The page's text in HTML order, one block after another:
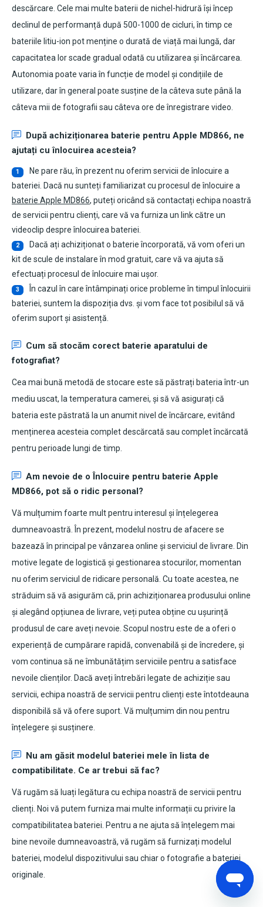
descărcare. Cele mai multe baterii de nichel-hidrură își încep
declinul de performanță după 500-1000 de cicluri, în timp ce
bateriile litiu-ion pot menține o durată de viață mai lungă, dar
capacitatea lor scade gradual odată cu utilizarea și încărcarea.
Autonomia poate varia în funcție de model și condițiile de
utilizare, dar în general poate susține de la câteva sute până la
câteva mii de fotografii sau câteva ore de înregistrare video.
După achiziționarea baterie pentru Apple MD866, ne
ajutați cu înlocuirea acesteia?
1
Ne pare rău, în prezent nu oferim servicii de înlocuire a
bateriei. Dacă nu sunteți familiarizat cu procesul de înlocuire a
baterie Apple MD866, puteți oricând să contactați echipa noastră
de servicii pentru clienți, care vă va furniza un link către un
videoclip despre înlocuirea bateriei.
2
Dacă ați achiziționat o baterie încorporată, vă vom oferi un
kit de scule de instalare în mod gratuit, care vă va ajuta să
efectuați procesul de înlocuire mai ușor.
3
În cazul în care întâmpinați orice probleme în timpul înlocuirii
bateriei, suntem la dispoziția dvs. și vom face tot posibilul să vă
oferim suport și asistență.
Cum să stocăm corect baterie aparatului de
fotografiat?
Cea mai bună metodă de stocare este să păstrați bateria într-un
mediu uscat, la temperatura camerei, și să vă asigurați că
bateria este păstrată la un anumit nivel de încărcare, evitând
menținerea acesteia complet descărcată sau complet încărcată
pentru perioade lungi de timp.
Am nevoie de o Înlocuire pentru baterie Apple
MD866, pot să o ridic personal?
Vă mulțumim foarte mult pentru interesul și înțelegerea
dumneavoastră. În prezent, modelul nostru de afacere se
bazează în principal pe vânzarea online și serviciul de livrare. Din
motive legate de logistică și gestionarea stocurilor, momentan
nu oferim serviciul de ridicare personală. Cu toate acestea, ne
străduim să vă asigurăm că, prin achiziționarea produsului online
și alegând opțiunea de livrare, veți putea obține cu ușurință
produsul de care aveți nevoie. Scopul nostru este de a oferi o
experiență de cumpărare rapidă, convenabilă și de încredere, și
vom continua să ne îmbunătățim serviciile pentru a satisface
nevoile clienților. Dacă aveți întrebări legate de achiziție sau
servicii, echipa noastră de servicii pentru clienți este întotdeauna
disponibilă să vă ofere suport. Vă mulțumim din nou pentru
înțelegere și susținere.
Nu am găsit modelul bateriei mele în lista de
compatibilitate. Ce ar trebui să fac?
Vă rugăm să luați legătura cu echipa noastră de servicii pentru
clienți. Noi vă putem furniza mai multe informații cu privire la
compatibilitatea bateriei. Pentru a ne ajuta să înțelegem mai
bine nevoile dumneavoastră, vă rugăm să furnizați modelul
bateriei, modelul dispozitivului sau chiar o fotografie a bateriei
originale.